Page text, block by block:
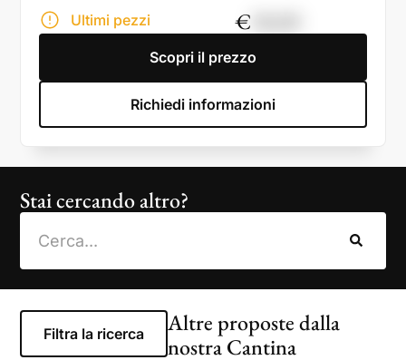
Ultimi pezzi €
Scopri il prezzo
Richiedi informazioni
Stai cercando altro?
Filtra la ricerca
Altre proposte dalla
nostra Cantina